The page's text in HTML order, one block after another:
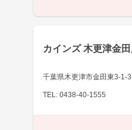
カインズ 木更津金
千葉県木更津市金田東3-1-3
TEL: 0438-40-1555